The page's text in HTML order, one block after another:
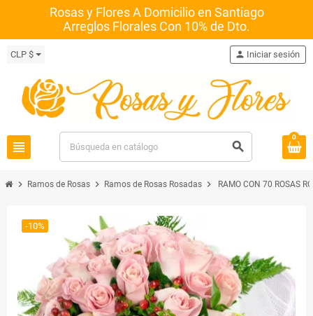
Rosas y Flores A Domicilio en Santiago
Arreglos Florales Con 10% de Dto.
CLP $
view_headline search
person Iniciar sesión
0
chevron_right Ramos de Rosas chevron_right Ramos de Rosas Rosadas chevron_right RAMO CON 70 ROSAS
-10%